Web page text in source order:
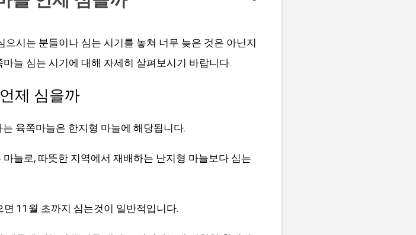
시는 분들이나 심는 시기를 놓쳐 너무 늦은 것은 아닌지
늘 심는 시기에 대해 자세히 살펴보시기 바랍니다.
제 심을까
육쪽마늘은 한지형 마늘에 해당됩니다.
늘로, 따뜻한 지역에서 재배하는 난지형 마늘보다 심는
11월 초까지 심는것이 일반적입니다.